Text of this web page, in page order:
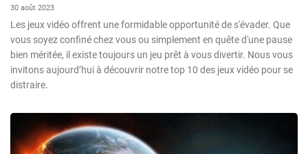
30 août 2023
Les jeux vidéo offrent une formidable opportunité de s'évader. Que
vous soyez confiné chez vous ou simplement en quête d'une pause
bien méritée, il existe toujours un jeu prêt à vous divertir. Nous vous
invitons aujourd’hui à découvrir notre top 10 des jeux vidéo pour se
distraire.